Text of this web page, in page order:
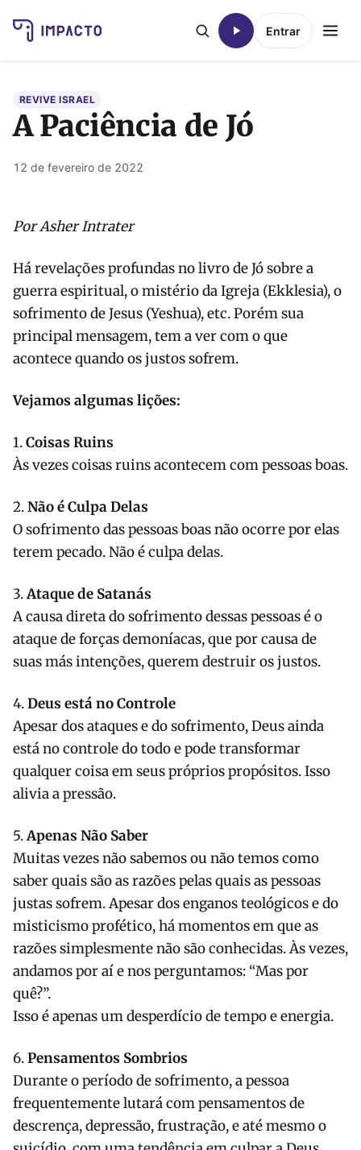
Entrar
REVIVE ISRAEL
A Paciência de Jó
12 de fevereiro de 2022
Por Asher Intrater
Há revelações profundas no livro de Jó sobre a
guerra espiritual, o mistério da Igreja (Ekklesia), o
sofrimento de Jesus (Yeshua), etc. Porém sua
principal mensagem, tem a ver com o que
acontece quando os justos sofrem.
Vejamos algumas lições:
1.Coisas Ruins
Às vezes coisas ruins acontecem com pessoas boas.
2.Não é Culpa Delas
O sofrimento das pessoas boas não ocorre por elas
terem pecado. Não é culpa delas.
3.Ataque de Satanás
A causa direta do sofrimento dessas pessoas é o
ataque de forças demoníacas, que por causa de
suas más intenções, querem destruir os justos.
4.Deus está no Controle
Apesar dos ataques e do sofrimento, Deus ainda
está no controle do todo e pode transformar
qualquer coisa em seus próprios propósitos. Isso
alivia a pressão.
5.Apenas Não Saber
Muitas vezes não sabemos ou não temos como
saber quais são as razões pelas quais as pessoas
justas sofrem. Apesar dos enganos teológicos e do
misticismo profético, há momentos em que as
razões simplesmente não são conhecidas. Às vezes,
andamos por aí e nos perguntamos: “Mas por
quê?”.
Isso é apenas um desperdício de tempo e energia.
6.Pensamentos Sombrios
Durante o período de sofrimento, a pessoa
frequentemente lutará com pensamentos de
descrença, depressão, frustração, e até mesmo o